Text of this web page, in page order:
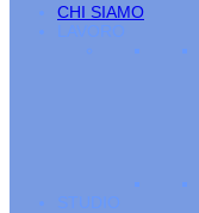
CHI SIAMO
LAVORO
STUDIO